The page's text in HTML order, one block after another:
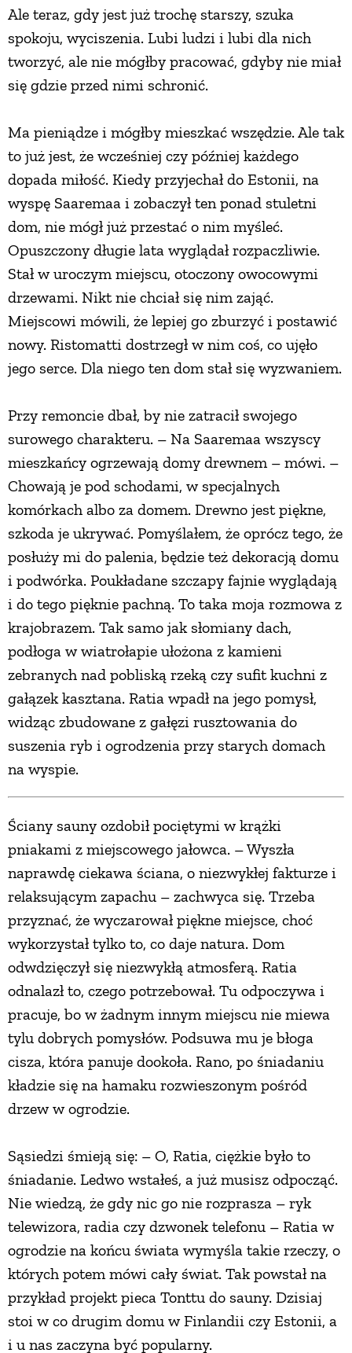
Ale teraz, gdy jest już trochę starszy, szuka
spokoju, wyciszenia. Lubi ludzi i lubi dla nich
tworzyć, ale nie mógłby pracować, gdyby nie miał
się gdzie przed nimi schronić.
Ma pieniądze i mógłby mieszkać wszędzie. Ale tak
to już jest, że wcześniej czy później każdego
dopada miłość. Kiedy przyjechał do Estonii, na
wyspę Saaremaa i zobaczył ten ponad stuletni
dom, nie mógł już przestać o nim myśleć.
Opuszczony długie lata wyglądał rozpaczliwie.
Stał w uroczym miejscu, otoczony owocowymi
drzewami. Nikt nie chciał się nim zająć.
Miejscowi mówili, że lepiej go zburzyć i postawić
nowy. Ristomatti dostrzegł w nim coś, co ujęło
jego serce. Dla niego ten dom stał się wyzwaniem.
Przy remoncie dbał, by nie zatracił swojego
surowego charakteru. – Na Saaremaa wszyscy
mieszkańcy ogrzewają domy drewnem – mówi. –
Chowają je pod schodami, w specjalnych
komórkach albo za domem. Drewno jest piękne,
szkoda je ukrywać. Pomyślałem, że oprócz tego, że
posłuży mi do palenia, będzie też dekoracją domu
i podwórka. Poukładane szczapy fajnie wyglądają
i do tego pięknie pachną. To taka moja rozmowa z
krajobrazem. Tak samo jak słomiany dach,
podłoga w wiatrołapie ułożona z kamieni
zebranych nad pobliską rzeką czy sufit kuchni z
gałązek kasztana. Ratia wpadł na jego pomysł,
widząc zbudowane z gałęzi rusztowania do
suszenia ryb i ogrodzenia przy starych domach
na wyspie.
Ściany sauny ozdobił pociętymi w krążki
pniakami z miejscowego jałowca. – Wyszła
naprawdę ciekawa ściana, o niezwykłej fakturze i
relaksującym zapachu – zachwyca się. Trzeba
przyznać, że wyczarował piękne miejsce, choć
wykorzystał tylko to, co daje natura. Dom
odwdzięczył się niezwykłą atmosferą. Ratia
odnalazł to, czego potrzebował. Tu odpoczywa i
pracuje, bo w żadnym innym miejscu nie miewa
tylu dobrych pomysłów. Podsuwa mu je błoga
cisza, która panuje dookoła. Rano, po śniadaniu
kładzie się na hamaku rozwieszonym pośród
drzew w ogrodzie.
Sąsiedzi śmieją się: – O, Ratia, ciężkie było to
śniadanie. Ledwo wstałeś, a już musisz odpocząć.
Nie wiedzą, że gdy nic go nie rozprasza – ryk
telewizora, radia czy dzwonek telefonu – Ratia w
ogrodzie na końcu świata wymyśla takie rzeczy, o
których potem mówi cały świat. Tak powstał na
przykład projekt pieca Tonttu do sauny. Dzisiaj
stoi w co drugim domu w Finlandii czy Estonii, a
i u nas zaczyna być popularny.
ŚNIADANIA
PRZYSTAWKI
ZUPY
DANIA GŁÓWNE
CIASTA I DESERY
DODATKI
PRZETWORY
INNE